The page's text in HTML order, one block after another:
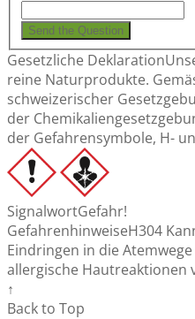
Send the Question
Gesetzliche Deklaration
reine Naturprodukte.
schweizerischer
der
der Gefahrensymbole, H-
SignalwortGefahr!
GefahrenhinweiseH304
Eindringen in die
allergische Hautreaktionen
↑
Back to Top